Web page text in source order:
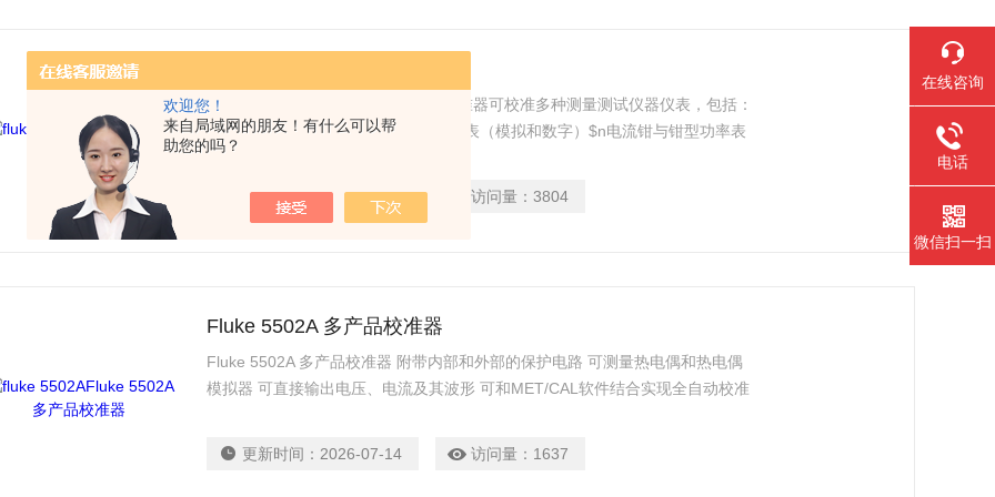
欢迎您！
来自局域网的朋友！有什么可以帮
助您的吗？
Fluke 5522A 多产品校准器 5522A校准器可校准多种测量测试仪器仪表，包括：
$n$n高达 6 ½ 位的手持式和台式多用表（模拟和数字）$n电流钳与钳型功率表
（需选件）$n热电偶和热电阻温度表$n过程校准器$n数据记录仪$n纸带式或图
（需选件）$n600 MHz 或 1.1 GHz示波器（需选件）$n其他类似仪表，包括压
更新时间：2026-07-14 访问量：3804
Fluke 5502A 多产品校准器
Fluke 5502A 多产品校准器 附带内部和外部的保护电路 可测量热电偶和热电偶
模拟器 可直接输出电压、电流及其波形 可和MET/CAL软件结合实现全自动校准
更新时间： 2026-07-14 访问量： 1637
在线咨询
电话
微信扫一扫